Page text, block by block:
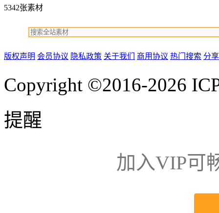
5342张素材
版权声明 会员协议 隐私政策 关于我们 商用协议 热门搜索 分
Copyright ©2016-2026
提醒
加入VIP可